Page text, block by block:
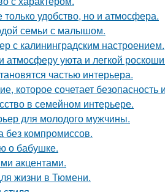
удобство, но и атмосфера.
семьи с малышом.
с калининградским настроением.
атмосферу уюта и легкой
частью интерьера.
которое сочетает безопасность
в семейном интерьере.
для молодого мужчины.
без компромиссов.
о бабушке.
акцентами.
жизни в Тюмени.